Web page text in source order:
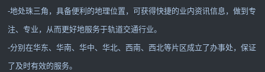
-地处珠三角，具备便利的地理位置，可获得快捷的业内资讯信息，做到专
注、专业，从而更好地服务于轨道交通行业。
-分别在华东、华南、华中、华北、西南、西北等片区成立了办事处，保证
了及时有效的服务。